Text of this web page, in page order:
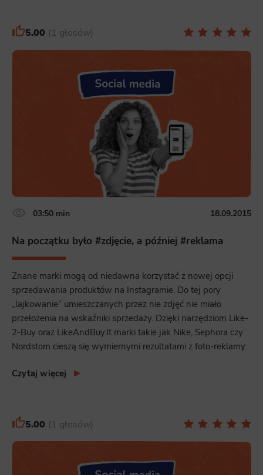
secure access to basic functions such as site navigation and access to specific areas of the website. The website
cannot be properly displayed without this group.
This is data used to personalize your use of our website and to remember choices you make while using our website. For
example, we may use functional cookies to remember your language preferences or to remember your login information,
making it easier for you to use the site.
Scripts and data used to collect information to analyze site traffic and how users use the site, how they came to the
site, and to create aggregate demographic statistics about users. Analytical cookies and similar technologies allow us
to measure the effectiveness of actions taken and content presented.
Scope responsible for displaying personalized ads that may be of interest to the user based on browsing history and
habits and demographic criteria. Also, third-party files that, in conjunction with files installed while browsing other
websites, profile the user, providing him or her with the marketing, advertising and retargeting content deemed most
5.00 1 głosów
03:50 min 18.09.2015
Na początku było #zdjęcie, a później #reklama
Znane marki mogą od niedawna korzystać z nowej opcji
sprzedawania produktów na Instagramie. Do tej pory
„lajkowanie” umieszczanych przez nie zdjęć nie miało
przełożenia na wskaźniki sprzedaży. Dzięki narzędziom Like-
2-Buy oraz LikeAndBuy.It marki takie jak Nike, Sephora czy
Nordstom cieszą się wymiernymi rezultatami z foto-reklamy.
Czytaj więcej
5.00 1 głosów